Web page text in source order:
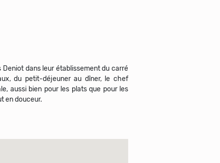
dans leur établissement du carré
du petit-déjeuner au dîner, le chef
aussi bien pour les plats que pour les
en douceur.